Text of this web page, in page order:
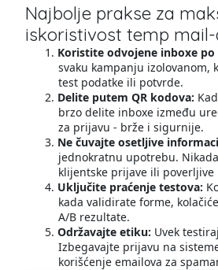
Najbolje prakse za
iskoristivost temp mail-
Koristite odvojene inboxe
svaku kampanju izolovanom,
test podatke ili potvrde.
Delite putem QR kodova:
brzo delite inboxe između
za prijavu - brže i sigurnije.
Ne čuvajte osetljive
jednokratnu upotrebu.
klijentske prijave ili poverljive
Uključite praćenje testova:
kada validirate forme,
A/B rezultate.
Održavajte etiku: Uvek
Izbegavajte prijavu na
korišćenje emailova za